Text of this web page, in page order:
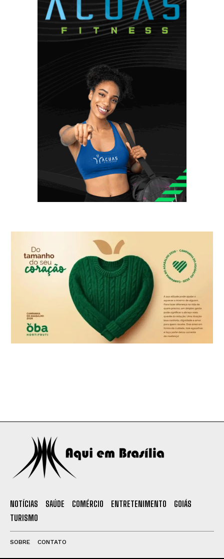
NOTÍCIAS SAÚDE COMÉRCIO ENTRETENIMENTO
GOIÁS
TURISMO
SOBRE CONTATO